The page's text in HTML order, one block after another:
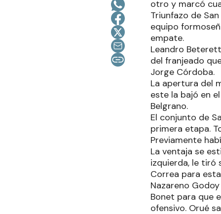
otro y marcó
Triunfazo de
equipo
empate.
Leandro
del franjeado
Jorge Córdoba.
La apertura del
este la bajó en
Belgrano.
El conjunto de
primera etapa.
Previamente
La ventaja se
izquierda, le
Correa para
Nazareno
Bonet para que
ofensivo. Orué